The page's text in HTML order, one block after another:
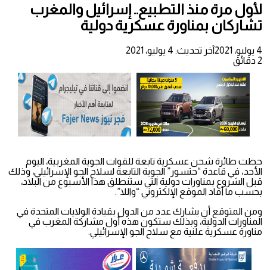
لأول مرة منذ التطبيع.. إسرائيل والمغرب
تشاركان بمناورة عسكرية دولية
4 يوليو، 2021
آخر تحديث: 4 يوليو، 2021
2 دقائق
حطت طائرة شحن عسكرية تابعة للقوات الجوية المغربية، اليوم
الأحد، في قاعدة “حتسور” الجوية التابعة لسلاح الجو الإسرائيلي، وذلك
قبل الشروع بمناورات دولية التي ستنطلق هذا الأسبوع من البلاد،
بحسب ما أفاد الموقع الإلكتروني “واللا”.
ومن المتوقع أن يشارك عدد من الدول بقيادة الولايات المتحدة في
المناورات الدولية، وبذلك ستكون هذه أول مشاركة المغرب في
مناورة عسكرية علنية مع سلاح الجو الإسرائيلي.